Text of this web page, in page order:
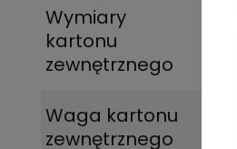
Wymiary
kartonu
zewnętrznego
Waga kartonu
zewnętrznego